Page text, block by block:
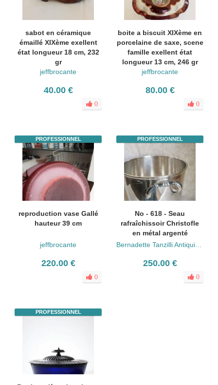
sabot en céramique
émaillé XIXème exellent
état longueur 18 cm, 232
gr
jeffbrocante
40.00 €
0
boite a biscuit XIXème en
porcelaine de saxe, scene
famille exellent état
longueur 13 cm, 246 gr
jeffbrocante
80.00 €
0
PROFESSIONNEL
reproduction vase Gallé
hauteur 39 cm
jeffbrocante
220.00 €
0
PROFESSIONNEL
No - 618 - Seau
rafraîchissoir Christofle
en métal argenté
Bernadette Tanzilli Antiquités
250.00 €
0
PROFESSIONNEL